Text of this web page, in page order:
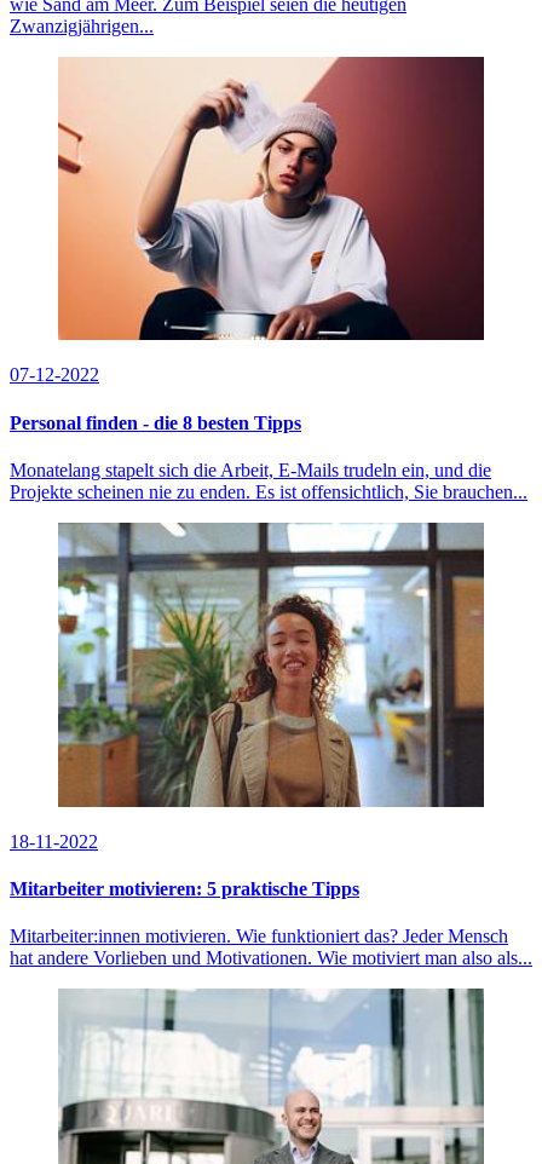
Zwanzigjährigen...
07-12-2022
Personal finden - die 8 besten Tipps
Monatelang stapelt sich die Arbeit, E-Mails trudeln ein, und die
Projekte scheinen nie zu enden. Es ist offensichtlich, Sie brauchen...
18-11-2022
Mitarbeiter motivieren: 5 praktische Tipps
Mitarbeiter:innen motivieren. Wie funktioniert das? Jeder Mensch
hat andere Vorlieben und Motivationen. Wie motiviert man also als...